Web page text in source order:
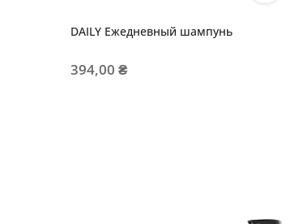
DAILY Ежедневный шампунь
394,00 ₴